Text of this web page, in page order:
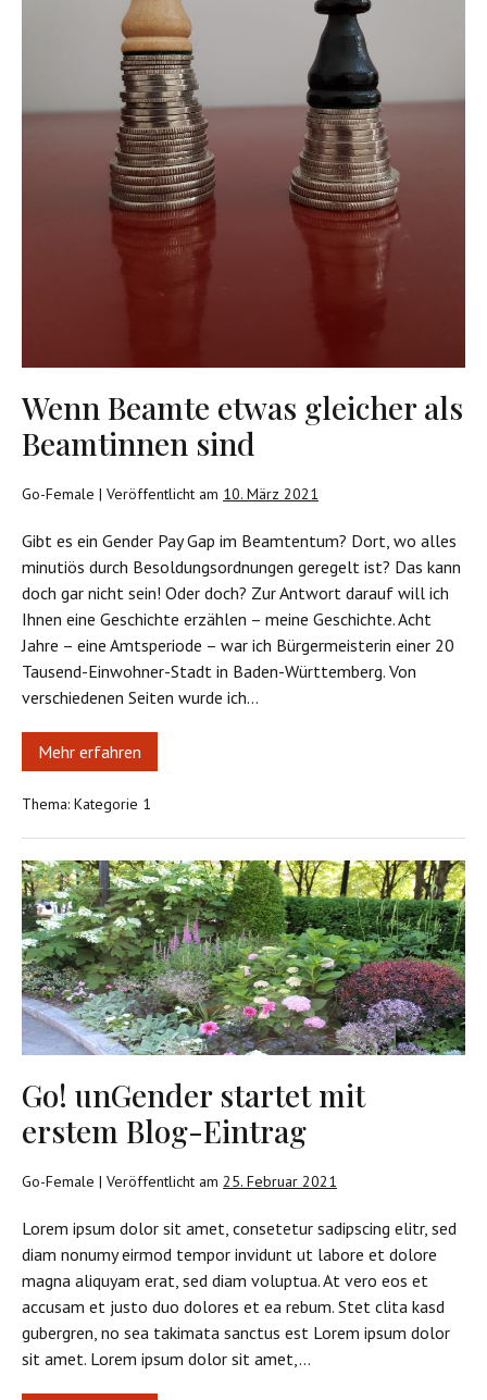
Wenn Beamte etwas gleicher als
Beamtinnen sind
Go-Female | Veröffentlicht am 10. März 2021
Gibt es ein Gender Pay Gap im Beamtentum? Dort, wo alles
minutiös durch Besoldungsordnungen geregelt ist? Das kann
doch gar nicht sein! Oder doch? Zur Antwort darauf will ich
Ihnen eine Geschichte erzählen – meine Geschichte. Acht
Jahre – eine Amtsperiode – war ich Bürgermeisterin einer 20
Tausend-Einwohner-Stadt in Baden-Württemberg. Von
verschiedenen Seiten wurde ich…
Mehr erfahren
Wenn
Beamte
etwas
gleicher
Beamtinnen
sind
Thema: Kategorie 1
Go!
unGender
startet
mit
erstem
Blog-
Eintrag
Go! unGender startet mit
erstem Blog-Eintrag
Go-Female | Veröffentlicht am 25. Februar 2021
Lorem ipsum dolor sit amet, consetetur sadipscing elitr, sed
diam nonumy eirmod tempor invidunt ut labore et dolore
magna aliquyam erat, sed diam voluptua. At vero eos et
accusam et justo duo dolores et ea rebum. Stet clita kasd
gubergren, no sea takimata sanctus est Lorem ipsum dolor
sit amet. Lorem ipsum dolor sit amet,…